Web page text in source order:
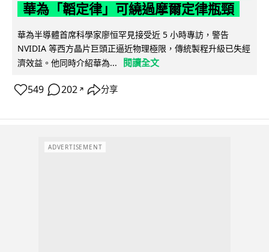
華為「韜定律」可繞過摩爾定律瓶頸
華為半導體首席科學家廖恒罕見接受近 5 小時專訪，警告
NVIDIA 等西方晶片巨頭正逼近物理極限，傳統製程升級已失經
濟效益。他同時介紹華為...
閱讀全文
549 202 ↗ 分享
ADVERTISEMENT